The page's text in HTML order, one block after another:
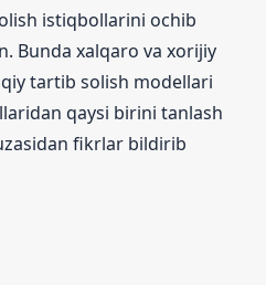
istiqbollarini ochib
Bunda xalqaro va xorijiy
tartib solish modellari
qaysi birini tanlash
fikrlar bildirib